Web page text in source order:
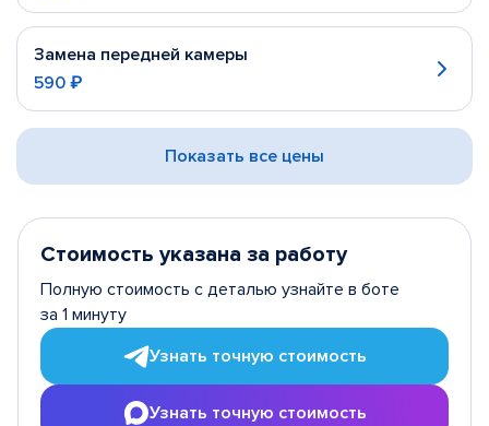
Замена передней камеры
590 ₽
Показать все цены
Стоимость указана за работу
Полную стоимость с деталью узнайте в боте
за 1 минуту
Узнать точную стоимость
Узнать точную стоимость